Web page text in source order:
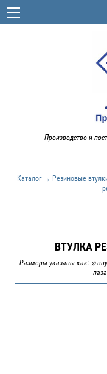
Производство и
Каталог→ Резиновые
ВТУЛКА
Размеры указаны как: ⌀